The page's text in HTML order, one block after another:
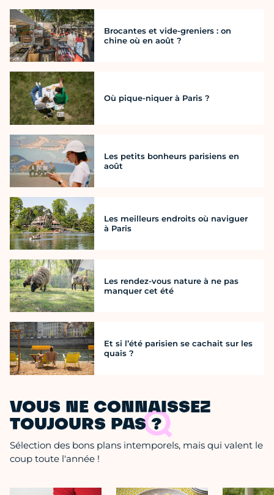
Brocantes et vide-greniers : on
chine où en août ?
Où pique-niquer à Paris ?
Les petits bonheurs parisiens en
août
Les meilleurs endroits où naviguer
à Paris
Les rendez-vous nature à ne pas
manquer cet été
Et si l’été parisien se cachait sur les
quais ?
VOUS NE CONNAISSEZ
TOUJOURS PAS ?
Sélection des bons plans intemporels, mais qui valent le
coup toute l'année !